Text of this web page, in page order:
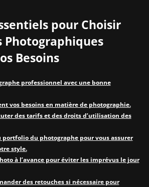
pour Choisir
Photographiques
Besoins
professionnel avec une bonne
vos besoins en matière de photographie.
des tarifs et des droits d’utilisation des
du photographe pour vous assurer
style.
à l’avance pour éviter les imprévus le jour
des retouches si nécessaire pour